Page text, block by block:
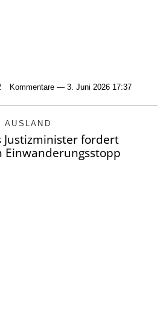
Kommentare — 3. Juni 2026 17:37
AUSLAND
Justizminister fordert
Einwanderungsstopp